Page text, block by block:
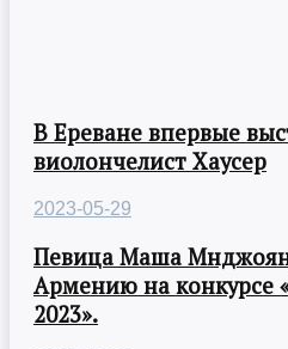
В Ереване впервые
виолончелист Хаусер
2023-05-29
Певица Маша
Армению на конкурсе
2023».